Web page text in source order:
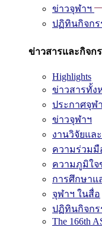
ข่าวจุฬาฯ
ปฏิทินกิจกร
ข่าวสารและกิจก
Highlights
ข่าวสารทั้ง
ประกาศจุฬ
ข่าวจุฬาฯ
งานวิจัยแล
ความร่วมมื
ความภูมิใจ
การศึกษาแ
จุฬาฯ ในสื่อ
ปฏิทินกิจกร
The 166th